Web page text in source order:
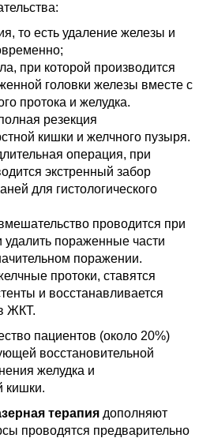
то есть удаление железы и
при которой производится
головки железы вместе с
протока и желудка.
резекция
кишки и желчного пузыря.
операция, при
экстренный забор
для гистологического
проводится при
удалить пораженные части
поражении.
протоки, ставятся
и восстанавливается
ЖКТ.
пациентов (около 20%)
восстановительной
желудка и
кишки.
терапия дополняют
проводятся предварительно